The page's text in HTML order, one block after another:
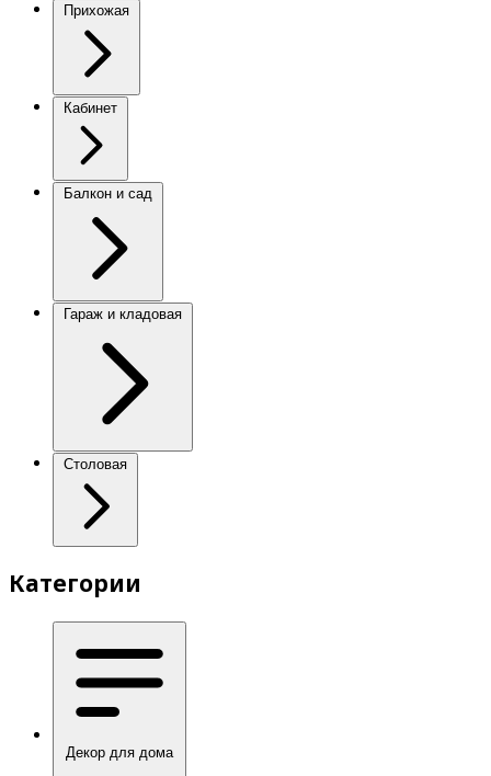
Прихожая
Кабинет
Балкон и сад
Гараж и кладовая
Столовая
Категории
Декор для дома